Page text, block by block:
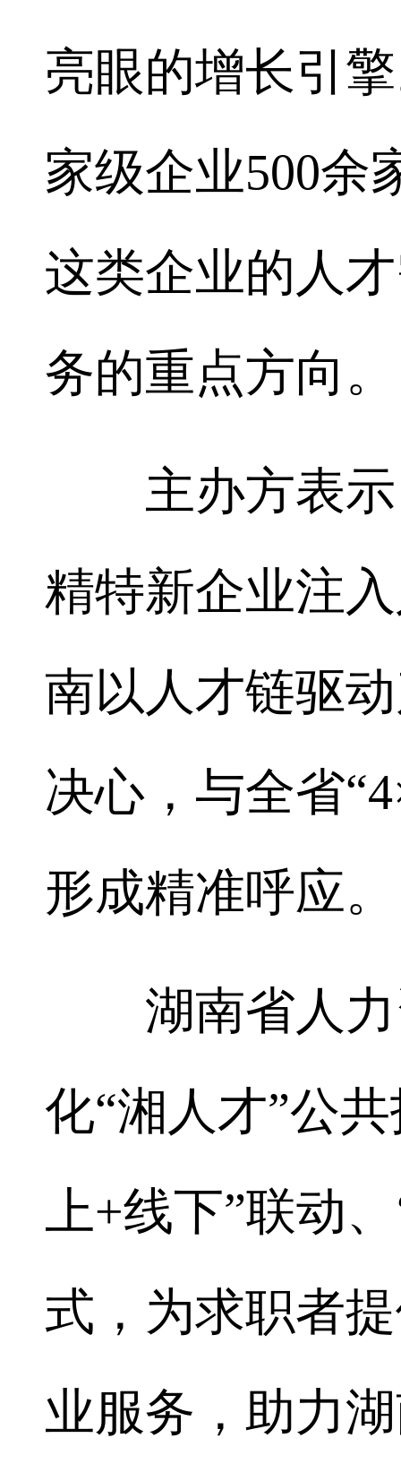
亮眼的增长引
家级企业500余
这类企业的人
务的重点方向。
主办方表示
精特新企业注
南以人才链驱
决心，与全省
形成精准呼应。
湖南省人力
化“湘人才”公
上+线下”联动
式，为求职者
业服务，助力